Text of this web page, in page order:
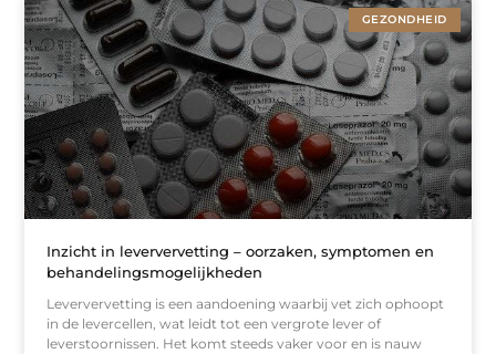
GEZONDHEID
Inzicht in leververvetting – oorzaken, symptomen en
behandelingsmogelijkheden
Leververvetting is een aandoening waarbij vet zich ophoopt
in de levercellen, wat leidt tot een vergrote lever of
leverstoornissen. Het komt steeds vaker voor en is nauw